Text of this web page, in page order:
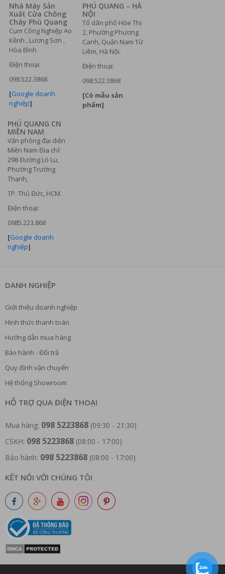
Nhà Máy Sản
Xuất Cửa Chống
Cháy Phú Quang
Cụm Công Nghiệp Ao
Kềnh , Lương Sơn ,
Hòa Bình
Điện thoại:
098.522.3868
[Google doanh
nghiệp]
PHÚ QUANG – HÀ
NỘI
Tổ dân phố Hòe Thị
2, Phường Phương
Canh, Quận Nam Từ
Liêm, Hà Nội.
Điện thoại:
098.522.3868
[Có mẫu sản
phẩm]
PHÚ QUANG CN
MIỀN NAM
Văn phòng đại diện
Miền Nam Địa chỉ:
298 Đường Lò Lu,
Phường Trường
Thạnh,
TP. Thủ Đức, HCM.
Điện thoại:
0985.223.868
[Google doanh
nghiệp]
DANH NGHIỆP
Giới thiệu doanh nghiệp
Hình thức thanh toán
Hướng dẫn mua hàng
Bảo hành - Đổi trả
Quy định vận chuyển
Hệ thống Showroom
HỖ TRỢ QUA ĐIỆN THOẠI
Mua hàng: 098 5223868 (09:30 - 21:30)
CSKH: 098 5223868 (08:00 - 17:00)
Bảo hành: 098 5223868 (08:00 - 17:00)
KẾT NỐI VỚI CHÚNG TÔI